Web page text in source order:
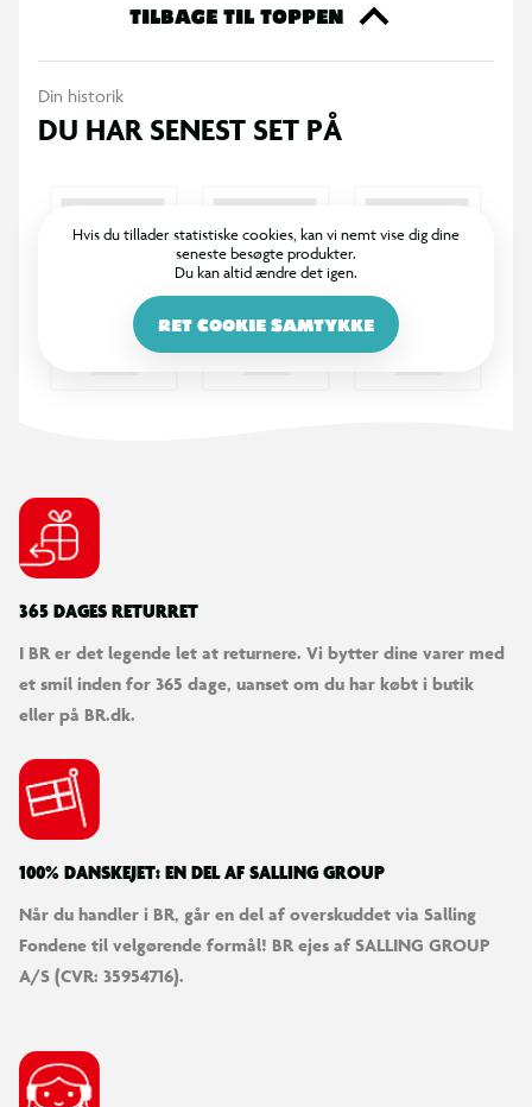
TILBAGE TIL TOPPEN
Din historik
DU HAR SENEST SET PÅ
Hvis du tillader statistiske cookies, kan vi nemt vise dig dine
seneste besøgte produkter.
Du kan altid ændre det igen.
RET COOKIE SAMTYKKE
365 DAGES RETURRET
I BR er det legende let at returnere. Vi bytter dine varer med
et smil inden for 365 dage, uanset om du har købt i butik
eller på BR.dk.
100% DANSKEJET: EN DEL AF SALLING GROUP
Når du handler i BR, går en del af overskuddet via Salling
Fondene til velgørende formål! BR ejes af SALLING GROUP
A/S (CVR: 35954716).